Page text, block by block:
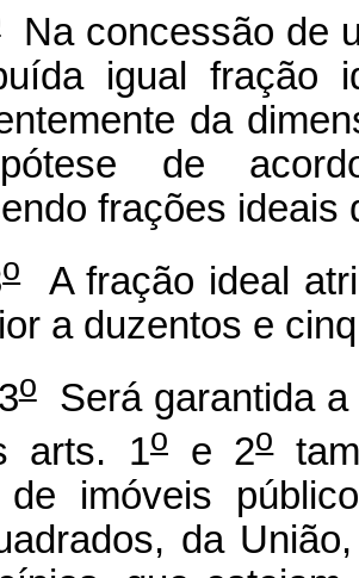
Na concessão de
igual fração
da
de
frações ideais
oA fração ideal
a duzentos e
oSerá garantida a
arts. 1o e 2o
de imóveis
da